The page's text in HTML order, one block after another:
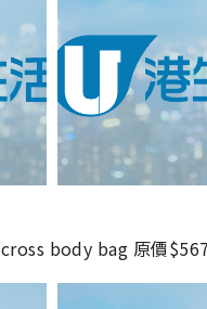
body bag 原價